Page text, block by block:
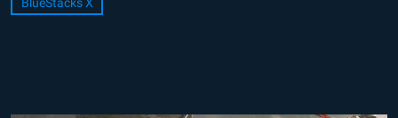
BlueStacks X